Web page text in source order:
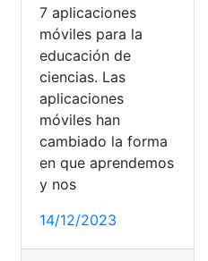
Video oficial
7 aplicaciones
móviles para la
educación de
ciencias. Las
aplicaciones
móviles han
cambiado la forma
en que aprendemos
y nos
14/12/2023